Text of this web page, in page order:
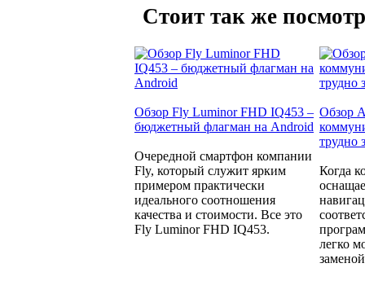
Стоит так же
Обзор Fly Luminor FHD IQ453 –
бюджетный флагман на Android
Очередной смартфон компании
Fly, который служит ярким
примером практически
идеального соотношения
качества и стоимости. Все это
Fly Luminor FHD IQ453.
Обзор
трудно
Когда
легко